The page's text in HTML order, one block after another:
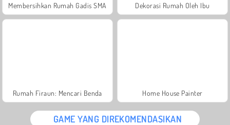
Membersihkan Rumah Gadis SMA Dekorasi Rumah Oleh Ibu
Rumah Firaun: Mencari Benda Home House Painter
GAME YANG DIREKOMENDASIKAN